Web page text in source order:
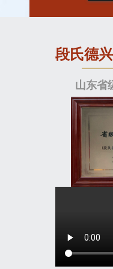
段氏德
山东省